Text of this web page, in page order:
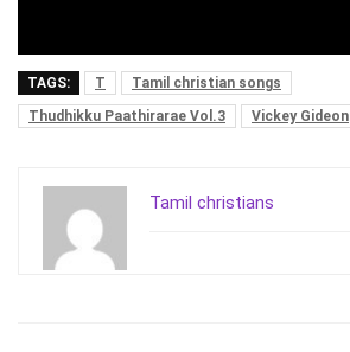
TAGS: T
Tamil christian songs
Thudhikku Paathirarae Vol.3
Vickey Gideon
Tamil christians